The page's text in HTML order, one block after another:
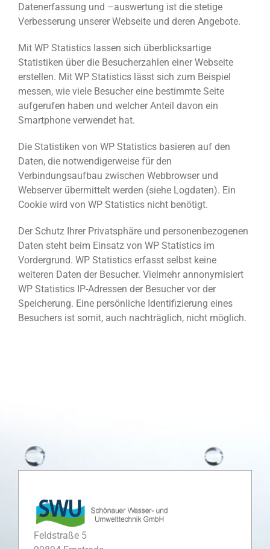
Datenerfassung und –auswertung ist die stetige
Verbesserung unserer Webseite und deren Angebote.
Mit WP Statistics lassen sich überblicksartige
Statistiken über die Besucherzahlen einer Webseite
erstellen. Mit WP Statistics lässt sich zum Beispiel
messen, wie viele Besucher eine bestimmte Seite
aufgerufen haben und welcher Anteil davon ein
Smartphone verwendet hat.
Die Statistiken von WP Statistics basieren auf den
Daten, die notwendigerweise für den
Verbindungsaufbau zwischen Webbrowser und
Webserver übermittelt werden (siehe Logdaten). Ein
Cookie wird von WP Statistics nicht benötigt.
Der Schutz Ihrer Privatsphäre und personenbezogenen
Daten steht beim Einsatz von WP Statistics im
Vordergrund. WP Statistics erfasst selbst keine
weiteren Daten der Besucher. Vielmehr annonymisiert
WP Statistics IP-Adressen der Besucher vor der
Speicherung. Eine persönliche Identifizierung eines
Besuchers ist somit, auch nachträglich, nicht möglich.
Feldstraße 5